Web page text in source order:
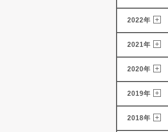
2022年
2021年
2020年
2019年
2018年